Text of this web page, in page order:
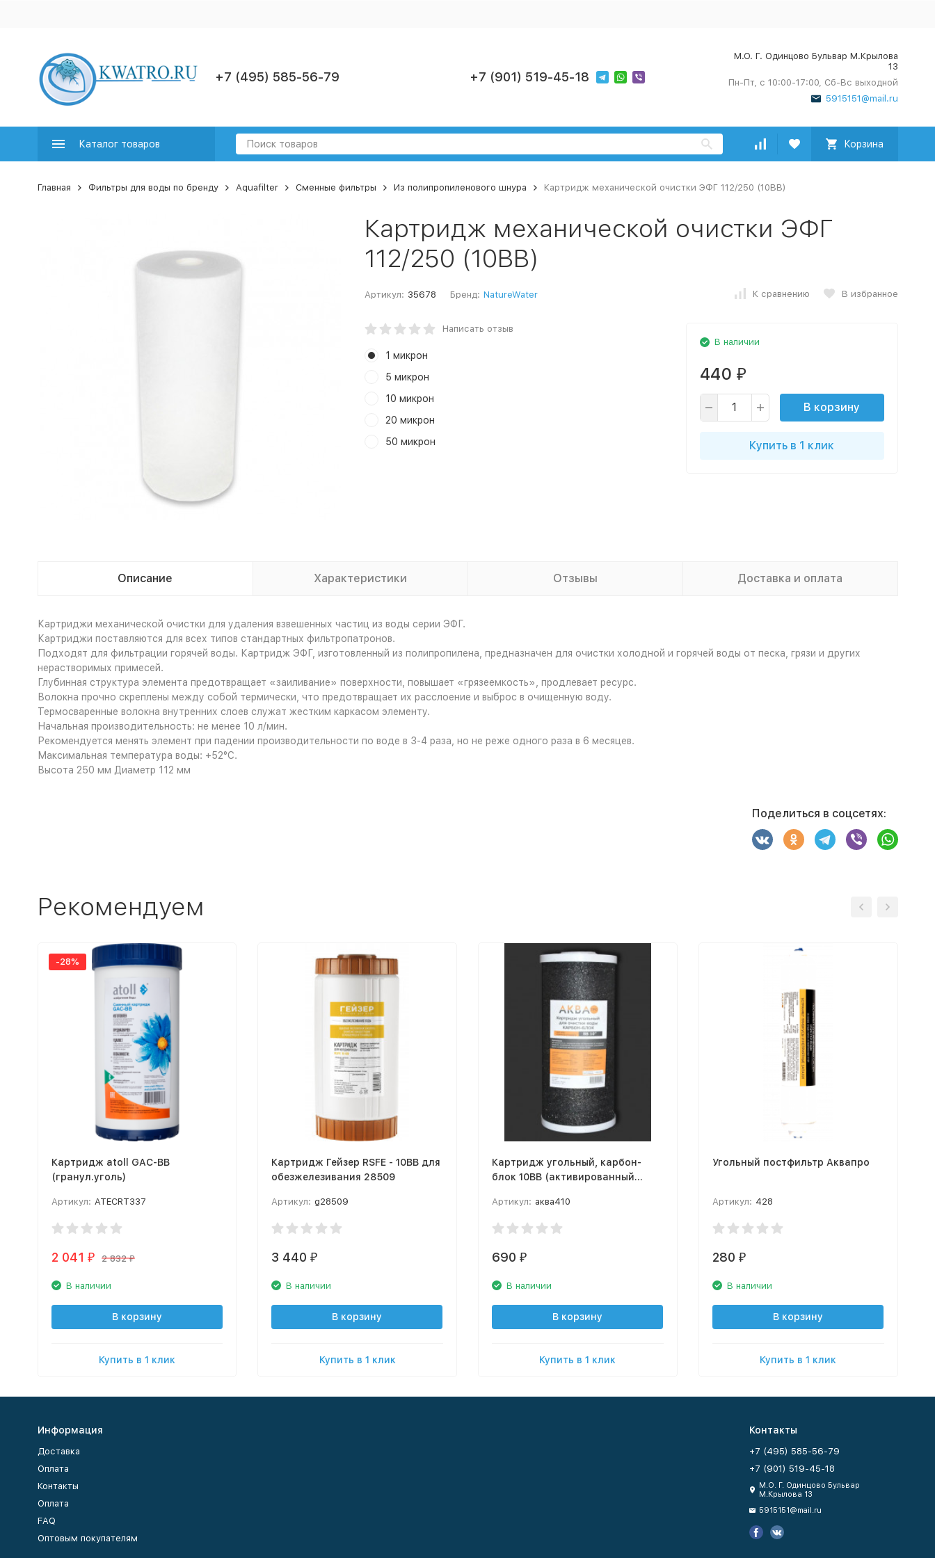
+7 (495) 585-56-79 +7 (901) 519-45-18
М.О. Г. Одинцово Бульвар М.Крылова
13
Пн-Пт, с 10:00-17:00, Сб-Вс выходной
5915151@mail.ru
Каталог товаров Корзина
Главная Фильтры для воды по бренду Aquafilter Сменные фильтры Из полипропиленового шнура Картридж механической очистки ЭФГ 112/250 (10ВВ)
Картридж механической очистки ЭФГ
112/250 (10ВВ)
Артикул: 35678 Бренд: NatureWater К сравнению В избранное
Написать отзыв
1 микрон
5 микрон
10 микрон
20 микрон
50 микрон
В наличии
440 ₽
В корзину
Купить в 1 клик
Описание Характеристики Отзывы Доставка и оплата
Картриджи механической очистки для удаления взвешенных частиц из воды серии ЭФГ.
Картриджи поставляются для всех типов стандартных фильтропатронов.
Подходят для фильтрации горячей воды. Картридж ЭФГ, изготовленный из полипропилена, предназначен для очистки холодной и горячей воды от песка, грязи и других
нерастворимых примесей.
Глубинная структура элемента предотвращает «заиливание» поверхности, повышает «грязеемкость», продлевает ресурс.
Волокна прочно скреплены между собой термически, что предотвращает их расслоение и выброс в очищенную воду.
Термосваренные волокна внутренних слоев служат жестким каркасом элементу.
Начальная производительность: не менее 10 л/мин.
Рекомендуется менять элемент при падении производительности по воде в 3-4 раза, но не реже одного раза в 6 месяцев.
Максимальная температура воды: +52°C.
Высота 250 мм Диаметр 112 мм
Поделиться в соцсетях:
Рекомендуем
-28%
Картридж atoll GAC-BB
(гранул.уголь)
Артикул: ATECRT337
2 041 ₽ 2 832 ₽
В наличии
В корзину
Купить в 1 клик
Картридж Гейзер RSFE - 10BB для
обезжелезивания 28509
Артикул: g28509
3 440 ₽
В наличии
В корзину
Купить в 1 клик
Картридж угольный, карбон-
блок 10ВВ (активированный
Артикул: аква410
690 ₽
В наличии
В корзину
Купить в 1 клик
Угольный постфильтр Аквапро
Артикул: 428
280 ₽
В наличии
В корзину
Купить в 1 клик
Информация
Доставка
Оплата
Контакты
Оплата
FAQ
Оптовым покупателям
Контакты
+7 (495) 585-56-79
+7 (901) 519-45-18
М.О. Г. Одинцово Бульвар
М.Крылова 13
5915151@mail.ru